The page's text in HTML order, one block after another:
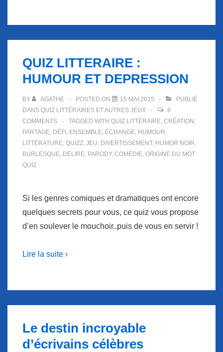
QUIZ LITTERAIRE :
HUMOUR ET DEPRESSION
BY AGATHE POSTED ON 15 MAI 2015
PUBLIÉ
DANS QUIZ LITTÉRAIRES ET AUTRES JEUX
6
COMMENTS
TAGGED WITH QUIZ LITTÉRAIRE, CRÉATION ,
PARTAGE, DÉFI , ENSEMBLE, ÉCHANGE, HUMOUR,
LITTÉRATURE, QUIZZ, JEU, DIVERTISSEMENT, HUMOR NOIR,
BURLESQUE, DÉLIRE, PARODY, COMÉDIE, ORIGINE DU MOT
QUIZ
Si les genres comiques et dramatiques ont encore
quelques secrets pour vous, ce quiz vous propose
d’en soulever le mouchoir..puis de vous en servir !
Lire la suite ›
Le destin incroyable
d’écrivains célèbres